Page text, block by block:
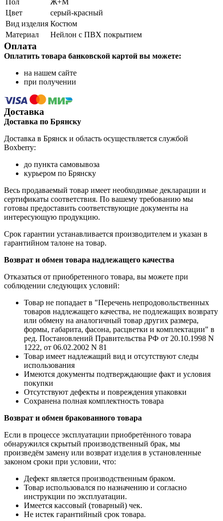
Цвет
серый-красный
Вид изделия Костюм
Материал
Нейлон с ПВХ покрытием
Оплата
Оплатить товара банковской картой вы можете:
на нашем сайте
при получении
Доставка
Доставка по Брянску
Доставка в Брянск и область осуществляется службой
Boxberry:
до пункта самовывоза
курьером по Брянску
Весь продаваемый товар имеет необходимые декларации и
сертификаты соответствия. По вашему требованию мы
готовы предоставить соответствующие документы на
интересующую продукцию.
Срок гарантии устанавливается производителем и указан в
гарантийном талоне на товар.
Возврат и обмен товара надлежащего качества
Отказаться от приобретенного товара, вы можете при
соблюдении следующих условий:
Товар не попадает в "Перечень непродовольственных
товаров надлежащего качества, не подлежащих возврату
или обмену на аналогичный товар других размера,
формы, габарита, фасона, расцветки и комплектации" в
ред. Постановлений Правительства РФ от 20.10.1998 N
1222, от 06.02.2002 N 81
Товар имеет надлежащий вид и отсутствуют следы
использования
Имеются документы подтверждающие факт и условия
покупки
Отсутствуют дефекты и повреждения упаковки
Сохранена полная комплектность товара
Возврат и обмен бракованного товара
Если в процессе эксплуатации приобретённого товара
обнаружился скрытый производственный брак, мы
произведём замену или возврат изделия в установленные
законом сроки при условии, что:
Дефект является производственным браком.
Товар использовался по назначению и согласно
инструкции по эксплуатации.
Имеется кассовый (товарный) чек.
Не истек гарантийный срок товара.